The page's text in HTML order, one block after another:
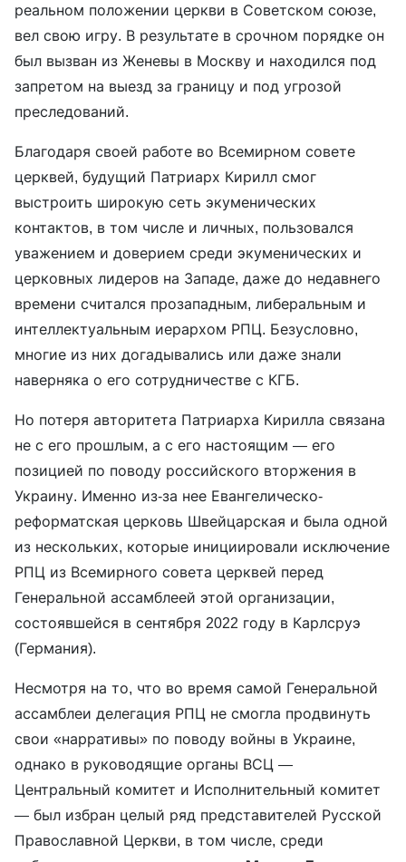
реальном положении церкви в Советском союзе,
вел свою игру. В результате в срочном порядке он
был вызван из Женевы в Москву и находился под
запретом на выезд за границу и под угрозой
преследований.
Благодаря своей работе во Всемирном совете
церквей, будущий Патриарх Кирилл смог
выстроить широкую сеть экуменических
контактов, в том числе и личных, пользовался
уважением и доверием среди экуменических и
церковных лидеров на Западе, даже до недавнего
времени считался прозападным, либеральным и
интеллектуальным иерархом РПЦ. Безусловно,
многие из них догадывались или даже знали
наверняка о его сотрудничестве с КГБ.
Но потеря авторитета Патриарха Кирилла связана
не с его прошлым, а с его настоящим — его
позицией по поводу российского вторжения в
Украину. Именно из-за нее Евангелическо-
реформатская церковь Швейцарская и была одной
из нескольких, которые инициировали исключение
РПЦ из Всемирного совета церквей перед
Генеральной ассамблеей этой организации,
состоявшейся в сентября 2022 году в Карлсруэ
(Германия).
Несмотря на то, что во время самой Генеральной
ассамблеи делегация РПЦ не смогла продвинуть
свои «нарративы» по поводу войны в Украине,
однако в руководящие органы ВСЦ —
Центральный комитет и Исполнительный комитет
— был избран целый ряд представителей Русской
Православной Церкви, в том числе, среди